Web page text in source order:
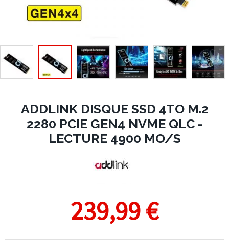
ADDLINK DISQUE SSD 4TO M.2
2280 PCIE GEN4 NVME QLC -
LECTURE 4900 MO/S
239,99 €